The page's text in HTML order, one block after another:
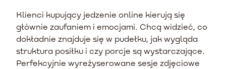
Klienci kupujący jedzenie online kierują się
głównie zaufaniem i emocjami. Chcą widzieć, co
dokładnie znajduje się w pudełku, jak wygląda
struktura posiłku i czy porcje są wystarczające.
Perfekcyjnie wyreżyserowane sesje zdjęciowe